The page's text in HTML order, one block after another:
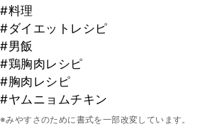
#料理
#ダイエットレシピ
#男飯
#鶏胸肉レシピ
#胸肉レシピ
#ヤムニョムチキン
※みやすさのために書式を一部改変しています。